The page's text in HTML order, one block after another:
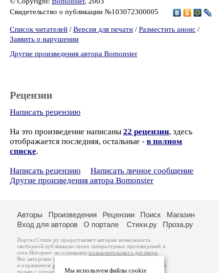
Свидетельство о публикации №103072300005
Список читателей / Версия для печати / Разместить анонс /
Заявить о нарушении
Другие произведения автора Bomonster
Рецензии
Написать рецензию
На это произведение написаны 22 рецензии, здесь
отображается последняя, остальные - в полном
списке.
Написать рецензию
Написать личное сообщение
Другие произведения автора Bomonster
Мы используем файлы cookie
Авторы Произведения Рецензии Поиск
Магазин
Вход для авторов
О портале Стихи.ру Проза.ру
Портал Стихи.ру предоставляет авторам возможность
свободной публикации своих литературных произведений в
сети Интернет на основаниипользовательского договора
Все авторские права на произведения принадлежат авторам
и охраняются законом
. Перепечатка произведений возможна
только с согласия его автора, к которому вы можете